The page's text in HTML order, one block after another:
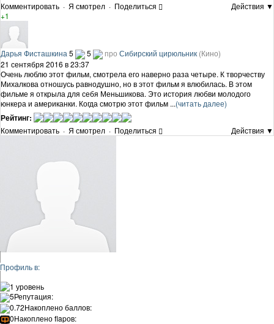
Комментировать · Я смотрел · Поделиться
Действия ▼
+1
Дарья Фисташкина 5 5 про Сибирский цирюльник (Кино)
21 сентября 2016 в 23:37
Очень люблю этот фильм, смотрела его наверно раза четыре. К творчеству
Михалкова отношусь равнодушно, но в этот фильм я влюбилась. В этом
фильме я открыла для себя Меньшикова. Это история любви молодого
юнкера и американки. Когда смотрю этот фильм ...(читать далее)
Рейтинг:
Комментировать · Я смотрел · Поделиться Действия ▼
Профиль в:
1 уровень
5Репутация:
0.72Накоплено баллов:
0Накоплено flapов: